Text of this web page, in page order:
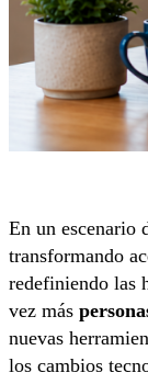
En un escenario
transformando
redefiniendo las
vez más
nuevas
los cambios